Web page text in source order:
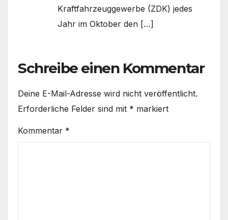
Kraftfahrzeuggewerbe (ZDK) jedes
Jahr im Oktober den […]
Schreibe einen Kommentar
Deine E-Mail-Adresse wird nicht veröffentlicht.
Erforderliche Felder sind mit * markiert
Kommentar *